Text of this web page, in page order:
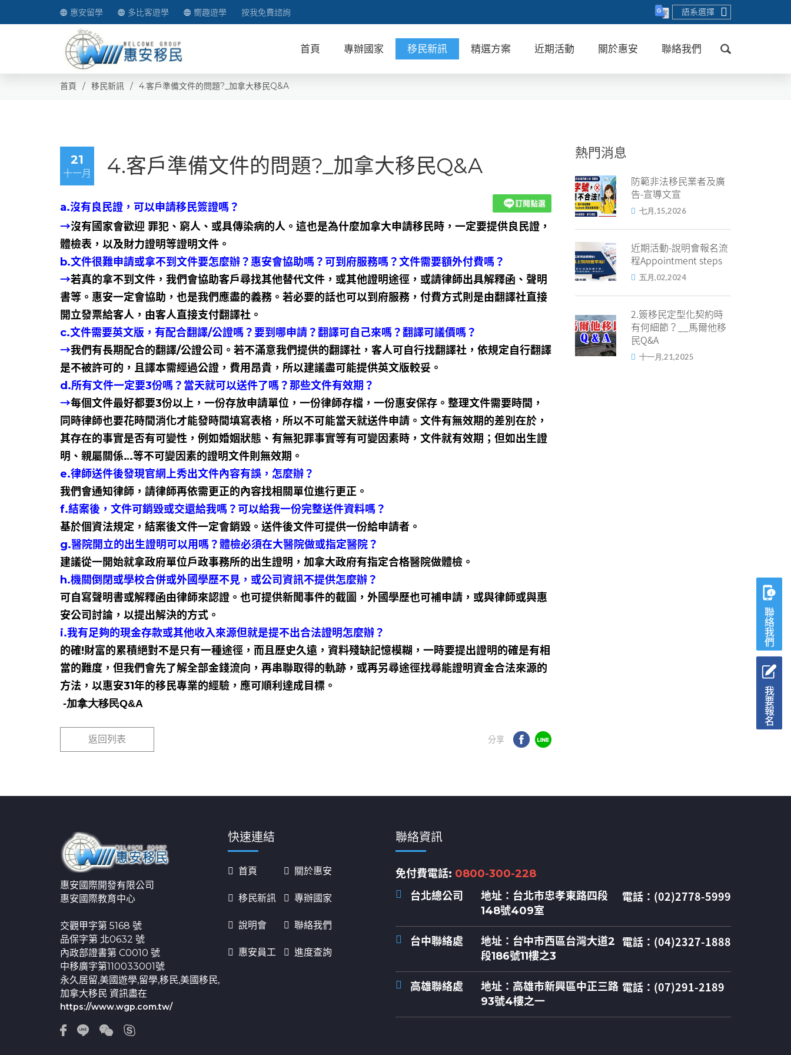
惠安留學 多比客遊學 嚮趣遊學 按我免費諮詢 語系選擇
首頁 專辦國家 移民新訊 精選方案 近期活動 關於惠安 聯絡我們
送出
首頁 移民新訊 4.客戶準備文件的問題?_加拿大移民Q&A
21
十一月 4.客戶準備文件的問題?_加拿大移民Q&A
a.沒有良民證，可以申請移民簽證嗎？
→沒有國家會歡迎 罪犯、窮人、或具傳染病的人。這也是為什麼加拿大申請移民時，一定要提供良民證，
體檢表，以及財力證明等證明文件。
b.文件很難申請或拿不到文件要怎麼辦？惠安會協助嗎？可到府服務嗎？文件需要額外付費嗎？
→若真的拿不到文件，我們會協助客戶尋找其他替代文件，或其他證明途徑，或請律師出具解釋函、聲明
書等。惠安一定會協助，也是我們應盡的義務。若必要的話也可以到府服務，付費方式則是由翻譯社直接
開立發票給客人，由客人直接支付翻譯社。
c.文件需要英文版，有配合翻譯/公證嗎？要到哪申請？翻譯可自己來嗎？翻譯可議價嗎？
→我們有長期配合的翻譯/公證公司。若不滿意我們提供的翻譯社，客人可自行找翻譯社，依規定自行翻譯
是不被許可的，且譯本需經過公證，費用昂貴，所以建議盡可能提供英文版較妥。
d.所有文件一定要3份嗎？當天就可以送件了嗎？那些文件有效期？
→每個文件最好都要3份以上，一份存放申請單位，一份律師存檔，一份惠安保存。整理文件需要時間，
同時律師也要花時間消化才能發時間填寫表格，所以不可能當天就送件申請。文件有無效期的差別在於，
其存在的事實是否有可變性，例如婚姻狀態、有無犯罪事實等有可變因素時，文件就有效期；但如出生證
明、親屬關係…等不可變因素的證明文件則無效期。
e.律師送件後發現官網上秀出文件內容有誤，怎麼辦？
我們會通知律師，請律師再依需更正的內容找相關單位進行更正。
f.結案後，文件可銷毀或交還給我嗎？可以給我一份完整送件資料嗎？
基於個資法規定，結案後文件一定會銷毀。送件後文件可提供一份給申請者。
g.醫院開立的出生證明可以用嗎？體檢必須在大醫院做或指定醫院？
建議從一開始就拿政府單位戶政事務所的出生證明，加拿大政府有指定合格醫院做體檢。
h.機關倒閉或學校合併或外國學歷不見，或公司資訊不提供怎麼辦？
可自寫聲明書或解釋函由律師來認證。也可提供新聞事件的截圖，外國學歷也可補申請，或與律師或與惠
安公司討論，以提出解決的方式。
i.我有足夠的現金存款或其他收入來源但就是提不出合法證明怎麼辦？
的確!財富的累積絕對不是只有一種途徑，而且歷史久遠，資料殘缺記憶模糊，一時要提出證明的確是有相
當的難度，但我們會先了解全部金錢流向，再串聯取得的軌跡，或再另尋途徑找尋能證明資金合法來源的
方法，以惠安31年的移民專業的經驗，應可順利達成目標。
-加拿大移民Q&A
返回列表
熱門消息
防範非法移民業者及廣
告-宣導文宣
七月,15,2026
近期活動-說明會報名流
程Appointment steps
五月,02,2024
2.簽移民定型化契約時
有何細節？__馬爾他移
民Q&A
十一月,21,2025
聯絡我們
我要報名
惠安國際開發有限公司
惠安國際教育中心
交觀甲字第 5168 號
品保字第 北0632 號
內政部證書第 C0010 號
中移廣字第110033001號
永久居留,美國遊學,留學,移民,美國移民,
加拿大移民 資訊盡在
https://www.wgp.com.tw/
快速連結
首頁
移民新訊
說明會
惠安員工
關於惠安
專辦國家
聯絡我們
進度查詢
聯絡資訊
免付費電話: 0800-300-228
台北總公司
地址： 台北市忠孝東路四段
148號409室
電話：(02)2778-5999
台中聯絡處 地址： 台中市西區台灣大道2
段186號11樓之3
電話：(04)2327-1888
高雄聯絡處 地址： 高雄市新興區中正三路
93號4樓之一
電話：(07)291-2189